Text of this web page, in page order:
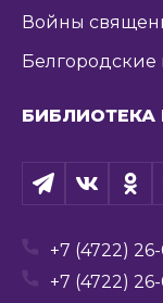
Войны
Белгородские
БИБЛИОТЕКА
+7 (4722)
+7 (4722)